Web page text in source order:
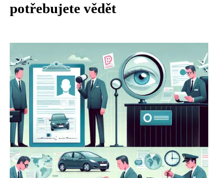
potřebujete vědět